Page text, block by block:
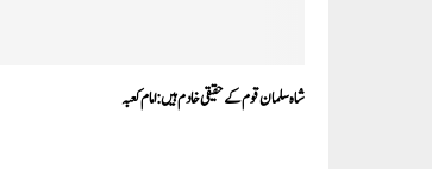
شاہ سلمان قوم کے حقیقی خادم ہیں: امام کعبہ